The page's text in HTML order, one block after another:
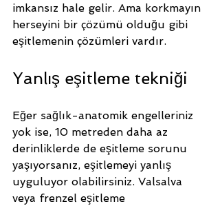
imkansız hale gelir. Ama korkmayın
herseyini bir çözümü olduğu gibi
eşitlemenin çözümleri vardır.
Yanlış eşitleme tekniği
Eğer sağlık-anatomik engelleriniz
yok ise, 10 metreden daha az
derinliklerde de eşitleme sorunu
yaşıyorsanız, eşitlemeyi yanlış
uyguluyor olabilirsiniz. Valsalva
veya frenzel eşitleme